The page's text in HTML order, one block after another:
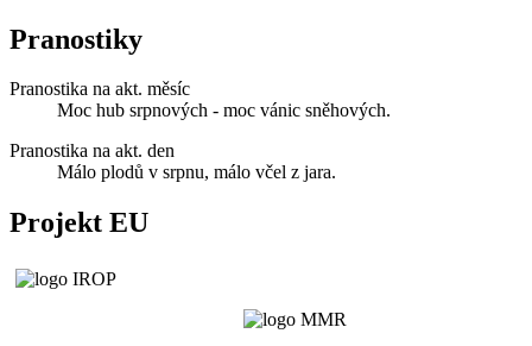
Pranostiky
Pranostika na akt. měsíc
Moc hub srpnových - moc vánic sněhových.
Pranostika na akt. den
Málo plodů v srpnu, málo včel z jara.
Projekt EU